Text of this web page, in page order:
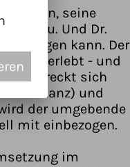
seine
Und Dr.
gelingen kann. Der
erlebt - und
erstreckt sich
Konstanz) und
der umgebende
mit einbezogen.
im